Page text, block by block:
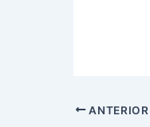
ANTERIOR